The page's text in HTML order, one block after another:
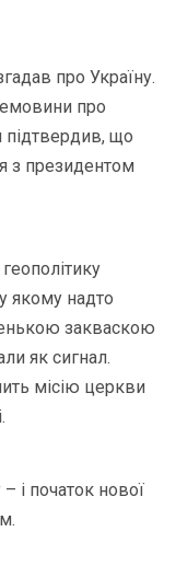
про Україну.
про
підтвердив, що
з президентом
якому надто
закваскою
як сигнал.
місію церкви
і початок нової